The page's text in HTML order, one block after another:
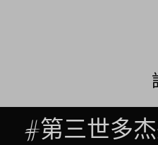
#第三世多